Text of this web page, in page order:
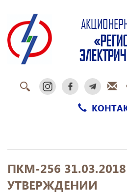
ПКМ-256
УТВЕРЖДЕНИИ